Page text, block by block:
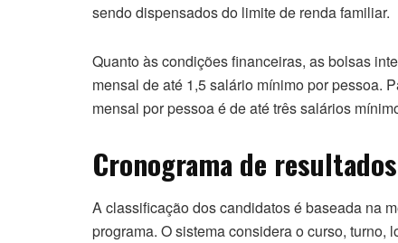
sendo dispensados do limite de renda familiar.
Quanto às condições financeiras, as bolsas
mensal de até 1,5 salário mínimo por pessoa.
mensal por pessoa é de até três salários
Cronograma de
A classificação dos candidatos é baseada na
programa. O sistema considera o curso,